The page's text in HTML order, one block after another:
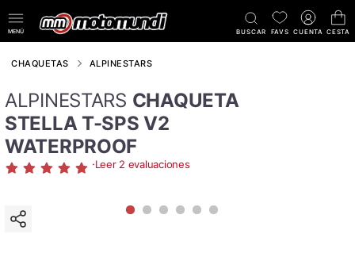
MENÚ BUSCAR FAVS CUENTA CESTA
CHAQUETAS ALPINESTARS
ALPINESTARS CHAQUETA
STELLA T-SPS V2
WATERPROOF
·Leer 2 evaluaciones